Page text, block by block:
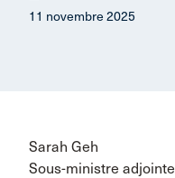
11 novembre 2025
Sarah Geh
Sous-ministre adjointe